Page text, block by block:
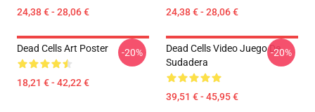
24,38 € - 28,06 € 24,38 € - 28,06 €
Dead Cells Art Poster
18,21 € - 42,22 €
-20%
Dead Cells Video Juego De
Sudadera
39,51 € - 45,95 €
-20%